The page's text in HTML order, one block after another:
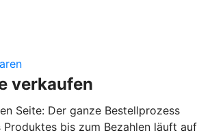
verkaufen
Seite: Der ganze Bestellprozess
bis zum Bezahlen läuft auf